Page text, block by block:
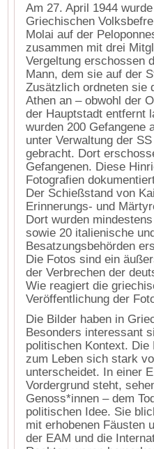
Am 27. April 1944
Griechischen
Molai auf der
zusammen mit drei
Vergeltung erschossen
Mann, dem sie auf der
Zusätzlich ordneten sie
Athen an – obwohl der
der Hauptstadt entfernt
wurden 200 Gefangene
unter Verwaltung der
gebracht. Dort
Gefangenen. Diese
Fotografien
Der Schießstand von
Erinnerungs- und
Dort wurden
sowie 20 italienische
Besatzungsbehörden
Die Fotos sind ein
der Verbrechen der
Wie reagiert die
Veröffentlichung der
Die Bilder haben in
Besonders interessant
politischen Kontext. Die
zum Leben sich stark
unterscheidet. In einer
Vordergrund steht,
Genoss*innen – dem
politischen Idee. Sie
mit erhobenen Fäusten
der EAM und die